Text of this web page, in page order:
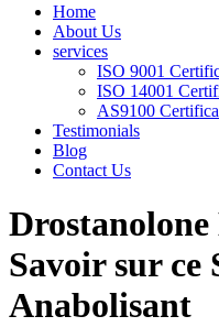
Home
About Us
services
ISO 9001
ISO 14001
AS9100
Testimonials
Blog
Contact Us
Savoir sur ce
Anabolisant